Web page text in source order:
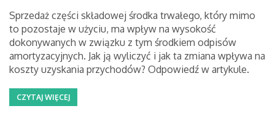
Sprzedaż części składowej środka trwałego, który mimo
to pozostaje w użyciu, ma wpływ na wysokość
dokonywanych w związku z tym środkiem odpisów
amortyzacyjnych. Jak ją wyliczyć i jak ta zmiana wpływa na
koszty uzyskania przychodów? Odpowiedź w artykule.
CZYTAJ WIĘCEJ